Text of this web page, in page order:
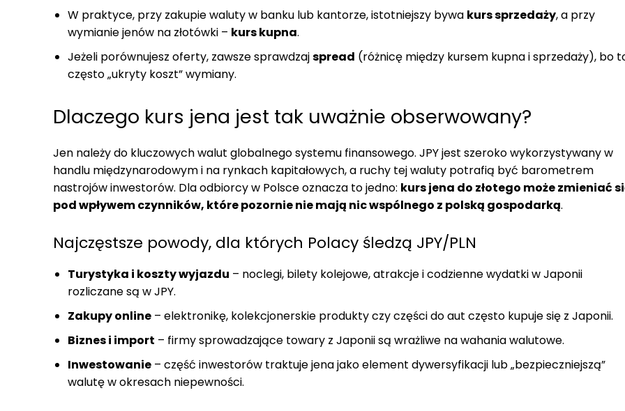
W praktyce, przy zakupie waluty w banku lub kantorze, istotniejszy bywa kurs sprzedaży, a przy
wymianie jenów na złotówki – kurs kupna.
Jeżeli porównujesz oferty, zawsze sprawdzajspread (różnicę między kursem kupna i sprzedaży), bo
często „ukryty koszt” wymiany.
Dlaczego kurs jena jest tak uważnie obserwowany?
Jen należy do kluczowych walut globalnego systemu finansowego. JPY jest szeroko wykorzystywany w
handlu międzynarodowym i na rynkach kapitałowych, a ruchy tej waluty potrafią być barometrem
nastrojów inwestorów. Dla odbiorcy w Polsce oznacza to jedno: kurs jena do złotego może zmieniać
pod wpływem czynników, które pozornie nie mają nic wspólnego z polską gospodarką.
Najczęstsze powody, dla których Polacy śledzą JPY/PLN
Turystyka i koszty wyjazdu – noclegi, bilety kolejowe, atrakcje i codzienne wydatki w Japonii
rozliczane są w JPY.
Zakupy online – elektronikę, kolekcjonerskie produkty czy części do aut często kupuje się z Japonii.
Biznes i import – firmy sprowadzające towary z Japonii są wrażliwe na wahania walutowe.
Inwestowanie – część inwestorów traktuje jena jako element dywersyfikacji lub „bezpieczniejszą”
walutę w okresach niepewności.